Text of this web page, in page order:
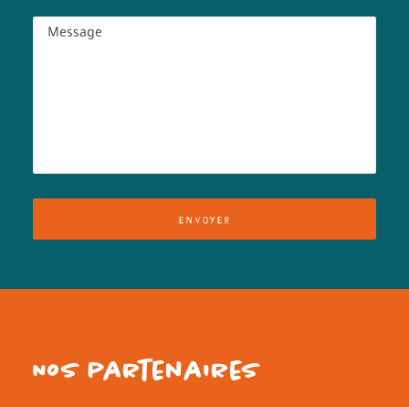
Nos partenaires